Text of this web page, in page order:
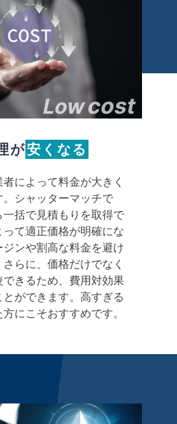
が安くなる
によって料金が大きく
シャッターマッチで
括で見積もりを取得で
て適正価格が明確にな
ンや割高な料金を避け
らに、価格だけでなく
きるため、費用対効果
ができます。高すぎる
にこそおすすめです。
Lowcost